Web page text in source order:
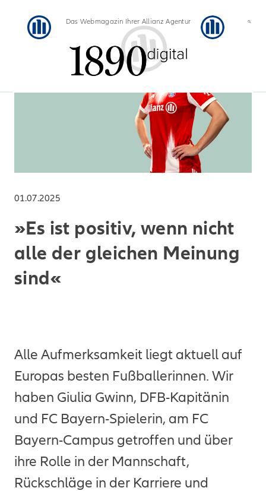
Das Webmagazin Ihrer Allianz Agentur
01.07.2025
»Es ist positiv, wenn nicht
alle der gleichen Meinung
sind«
Alle Aufmerksamkeit liegt aktuell auf
Europas besten Fußballerinnen. Wir
haben Giulia Gwinn, DFB-Kapitänin
und FC Bayern-Spielerin, am FC
Bayern-Campus getroffen und über
ihre Rolle in der Mannschaft,
Rückschläge in der Karriere und